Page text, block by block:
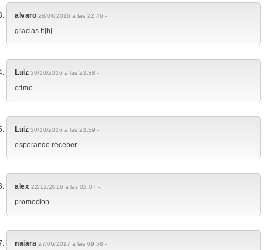
alvaro 28/04/2016 a las 22:46 -
gracias hjhj
Luiz 30/10/2016 a las 23:38 -
otimo
Luiz 30/10/2016 a las 23:39 -
esperando receber
alex 22/12/2016 a las 02:07 -
promocion
naiara 27/06/2017 a las 09:58 -